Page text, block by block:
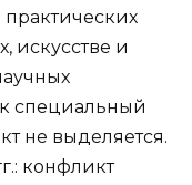
искусстве и
специальный
не выделяется.
конфликт